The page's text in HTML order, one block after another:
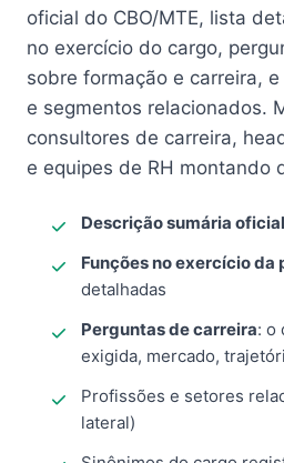
oficial do CBO/MTE, lista
no exercício do cargo,
sobre formação e carreira,
e segmentos relacionados.
consultores de carreira,
e equipes de RH montando
Descrição sumária oficial
Funções no exercício da
detalhadas
Perguntas de carreira: o
exigida, mercado,
Profissões e setores
lateral)